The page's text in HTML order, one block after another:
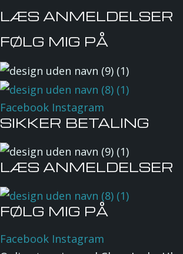
LÆS ANMELDELSER
FØLG MIG PÅ
Facebook Instagram
SIKKER BETALING
LÆS ANMELDELSER
FØLG MIG PÅ
Facebook Instagram